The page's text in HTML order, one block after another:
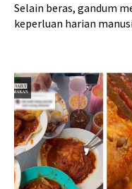
Selain beras, gandum
keperluan harian